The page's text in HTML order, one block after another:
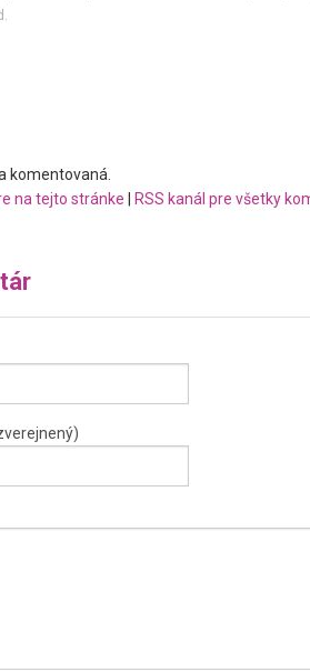
komentovaná.
na tejto stránke
RSS kanál pre všetky